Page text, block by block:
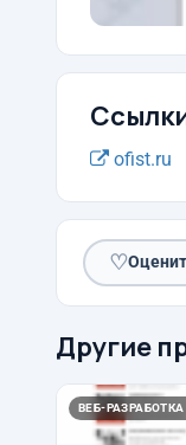
ofist.ru
♡
Другие
ВЕБ-РАЗРАБОТКА